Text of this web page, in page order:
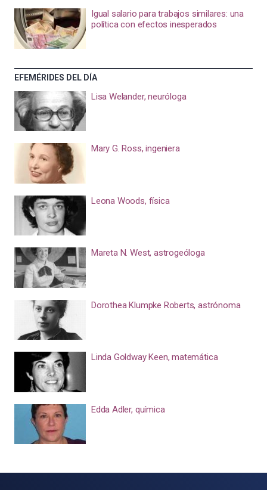
Igual salario para trabajos similares: una
política con efectos inesperados
EFEMÉRIDES DEL DÍA
Lisa Welander, neuróloga
Mary G. Ross, ingeniera
Leona Woods, física
Mareta N. West, astrogeóloga
Dorothea Klumpke Roberts, astrónoma
Linda Goldway Keen, matemática
Edda Adler, química